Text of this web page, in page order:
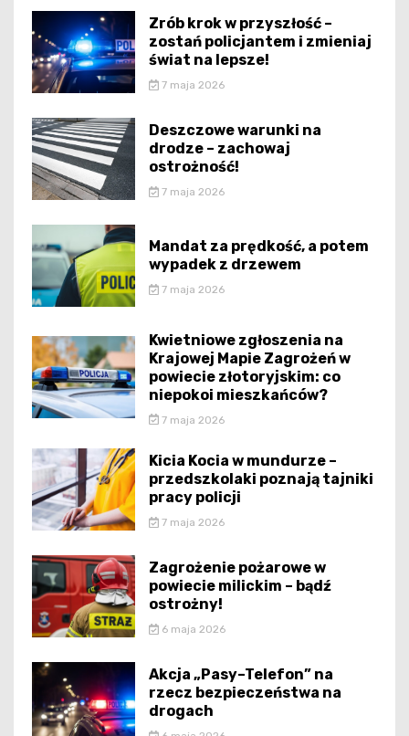
Zrób krok w przyszłość –
zostań policjantem i zmieniaj
świat na lepsze!
7 maja 2026
Deszczowe warunki na
drodze – zachowaj
ostrożność!
7 maja 2026
Mandat za prędkość, a potem
wypadek z drzewem
7 maja 2026
Kwietniowe zgłoszenia na
Krajowej Mapie Zagrożeń w
powiecie złotoryjskim: co
niepokoi mieszkańców?
7 maja 2026
Kicia Kocia w mundurze –
przedszkolaki poznają tajniki
pracy policji
7 maja 2026
Zagrożenie pożarowe w
powiecie milickim – bądź
ostrożny!
6 maja 2026
Akcja „Pasy–Telefon” na
rzecz bezpieczeństwa na
drogach